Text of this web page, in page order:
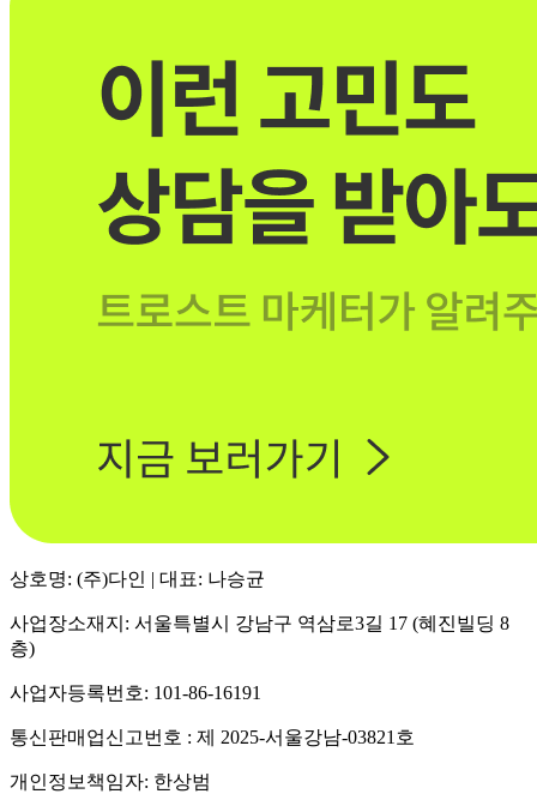
상호명: (주)다인 | 대표: 나승균
사업장소재지: 서울특별시 강남구 역삼로3길 17 (혜진빌딩 8
층)
사업자등록번호: 101-86-16191
통신판매업신고번호 : 제 2025-서울강남-03821호
개인정보책임자: 한상범